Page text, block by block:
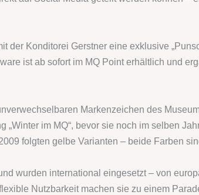
der Konditorei Gerstner eine exklusive
ist ab sofort im MQ Point erhältlich und
Markenzeichen des
im MQ“, bevor sie noch im selben
folgten gelbe Varianten – beide Farben
wurden international eingesetzt – von
Nutzbarkeit machen sie zu einem